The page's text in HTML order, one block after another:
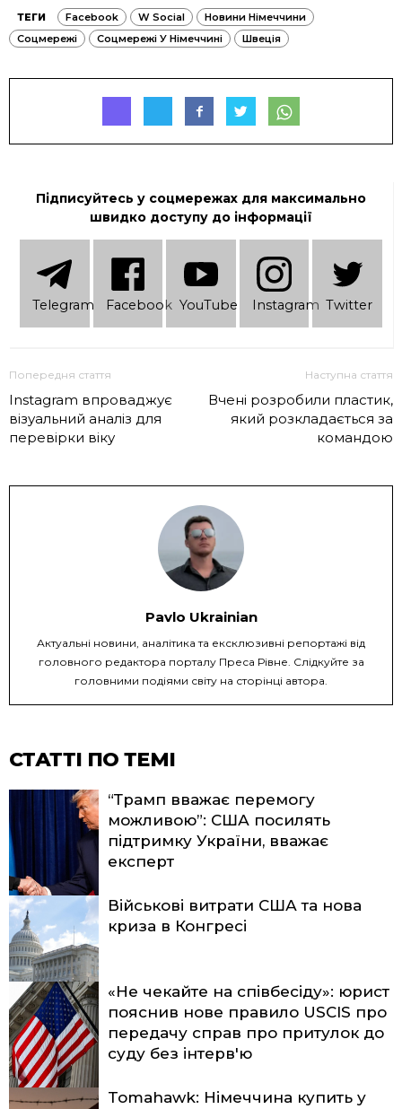
ТЕГИ Facebook W Social
Новини Німеччини
Соцмережі
Соцмережі У Німеччині Швеція
Підписуйтесь у соцмережах для максимально
швидко доступу до інформації
Telеgram Facebook YouTube Instagram Twitter
Попередня стаття
Instagram впроваджує
візуальний аналіз для
перевірки віку
Наступна стаття
Вчені розробили пластик,
який розкладається за
командою
Pavlo Ukrainian
Актуальні новини, аналітика та ексклюзивні репортажі від
головного редактора порталу Преса Рівне. Слідкуйте за
головними подіями світу на сторінці автора.
СТАТТІ ПО ТЕМІ
“Трамп вважає перемогу
можливою”: США посилять
підтримку України, вважає
експерт
Військові витрати США та нова
криза в Конгресі
«Не чекайте на співбесіду»: юрист
пояснив нове правило USCIS про
передачу справ про притулок до
суду без інтерв'ю
Tomahawk: Німеччина купить у